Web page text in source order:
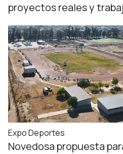
proyectos reales y
Expo Deportes
Novedosa propuesta